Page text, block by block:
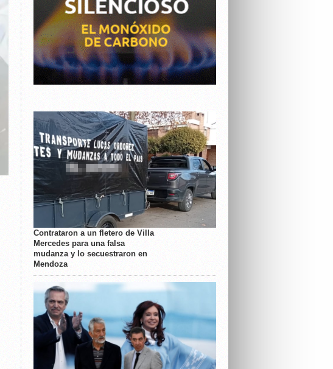
Contrataron a un fletero de Villa
Mercedes para una falsa
mudanza y lo secuestraron en
Mendoza